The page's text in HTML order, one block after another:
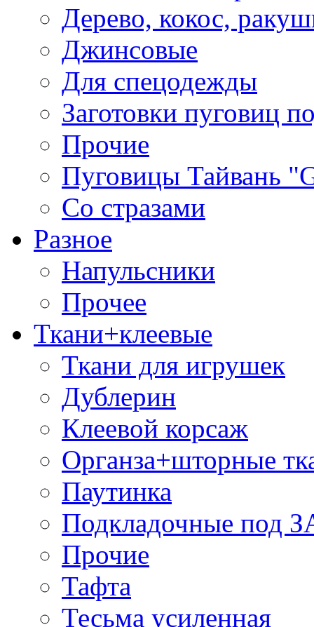
Дерево, кокос,
Джинсовые
Для спецодежды
Заготовки пуговиц
Прочие
Пуговицы Тайвань
Со стразами
Разное
Напульсники
Прочее
Ткани+клеевые
Ткани для игрушек
Дублерин
Клеевой корсаж
Органза+шторные
Паутинка
Подкладочные под
Прочие
Тафта
Тесьма усиленная